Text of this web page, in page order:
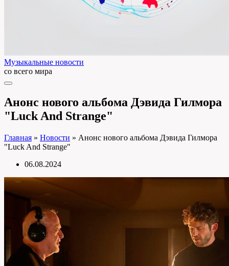
Музыкальные новости
со всего мира
Анонс нового альбома Дэвида Гилмора
"Luck And Strange"
Главная » Новости » Анонс нового альбома Дэвида Гилмора
"Luck And Strange"
06.08.2024